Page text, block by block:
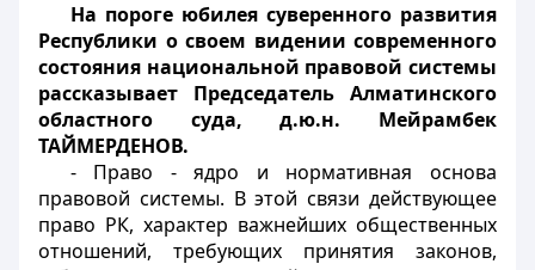
На пороге юбилея суверенного развития
Республики о своем видении современного
состояния национальной правовой системы
рассказывает Председатель Алматинского
областного суда, д.ю.н. Мейрамбек
ТАЙМЕРДЕНОВ.
- Право - ядро и нормативная основа
правовой системы. В этой связи действующее
право РК, характер важнейших общественных
отношений, требующих принятия законов,